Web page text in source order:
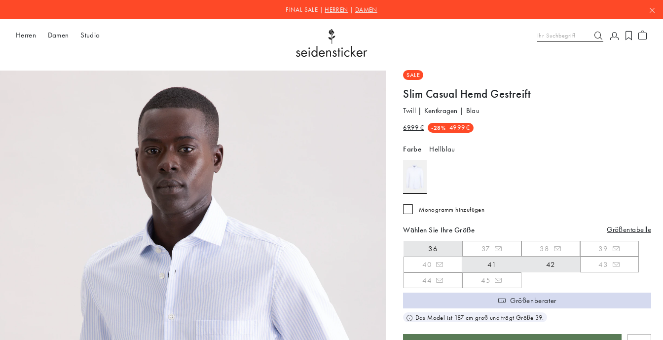
FINAL SALE | HERREN DAMEN
Herren Damen Studio
SALE
Slim Casual Hemd Gestreift
Twill | Kentkragen | Blau
69.99 € -28% 49.99 €
Farbe Hellblau
Monogramm hinzufügen
Wählen Sie Ihre Größe Größentabelle
36 37 38
39
40
41 42
43
44
45
Größenberater
Das Model ist 187 cm groß und trägt Größe 39.